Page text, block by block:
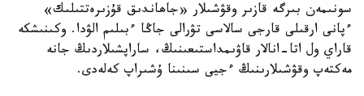
سونىمەن بىرگە قازىر وقۋشىلار «جاھاندىق قۇزىرەتتىلىك»
ءپانى ارقىلى قارجى سالاسى تۋرالى جاڭا ءبىلىم الۋدا. وكىنىشكە
قاراي ول اتا-انالار قاۋىمداستىعىنىڭ، ساراپشىلاردىڭ جانە
مەكتەپ وقۋشىلارىنىڭ ءجيى سىنىنا ۇشىراپ كەلەدى.